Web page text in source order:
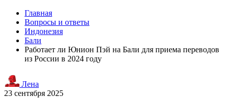
Главная
Вопросы и ответы
Индонезия
Бали
Работает ли Юнион Пэй на Бали для приема переводов
из России в 2024 году
Лена
23 сентября 2025